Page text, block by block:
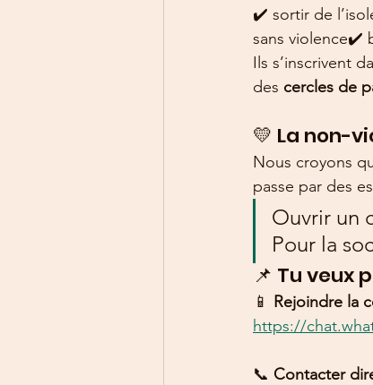
✔️ sortir de
sans violence✔️
Ils s’inscrivent
des cercles de
💛 La non-
Nous croyons
passe par des
Ouvrir un
Pour la
📌 Tu veux
📱 Rejoindre la
https://
📞 Contacter